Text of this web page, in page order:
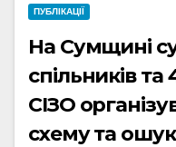
ПУБЛІКАЦІЇ
На Сумщині
спільників та
СІЗО
схему та